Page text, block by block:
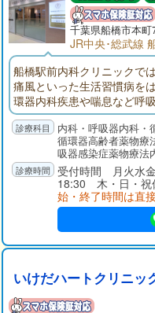
千葉県船橋市本町
JR中央･総武線
船橋駅前内科クリニックで
痛風といった生活習慣病を
環器内科疾患や喘息など呼
ております。常に患者様お
上を念頭においた医療を提
内科・呼吸器内科・
循環器高齢者薬物療
吸器感染症薬物療法
受付時間 月火水
18:30 木・日・
始・終了時間は直
いけだハートクリニッ